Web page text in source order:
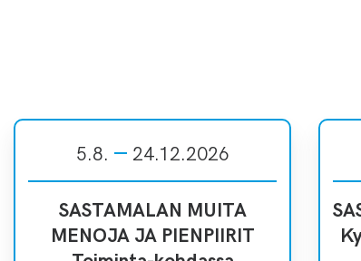
5.8. 24.12.2026
SASTAMALAN MUITA
MENOJA JA PIENPIIRIT